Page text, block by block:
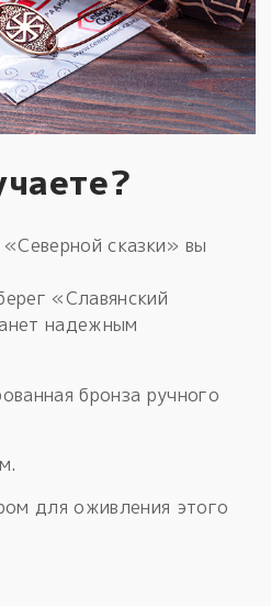
сказки» вы
«Славянский
надежным
бронза ручного
для оживления этого